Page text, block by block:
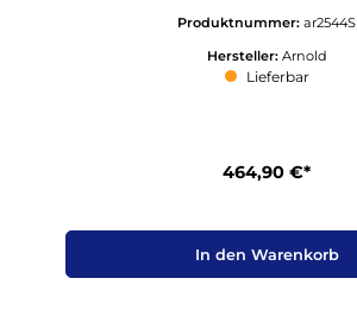
Produktnummer: ar2544S
Hersteller: Arnold
Lieferbar
464,90 €*
In den Warenkorb